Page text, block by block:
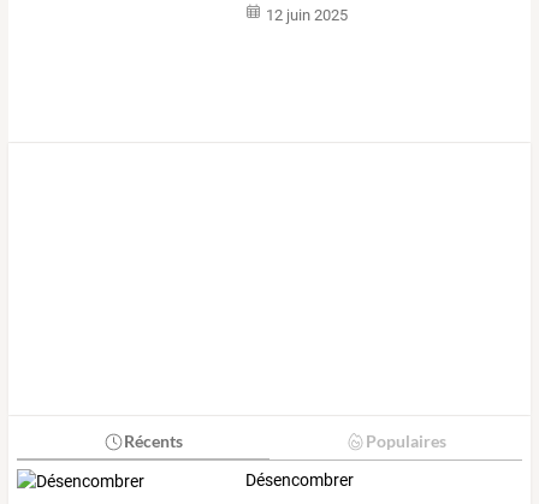
12 juin 2025
Récents Populaires
Désencombrer